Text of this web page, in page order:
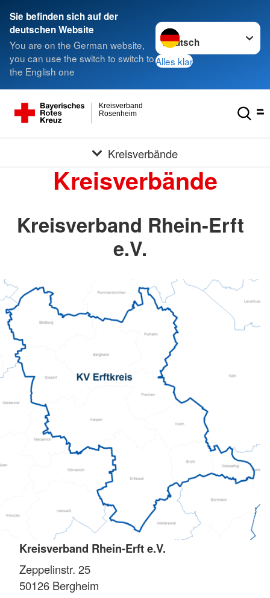
Sie befinden sich auf der
deutschen Website
You are on the German website,
you can use the switch to switch to
the English one
Sprache wechseln zu
Alles klar
Rosenheim
Kreisverband
Kreisverbände
Kreisverbände
Kreisverband Rhein-Erft
e.V.
Kreisverband Rhein-Erft e.V.
Zeppelinstr. 25
50126 Bergheim